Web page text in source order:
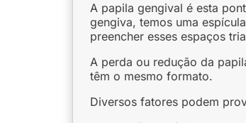
A papila gengival é esta
gengiva, temos uma
preencher esses espaços
A perda ou redução da
têm o mesmo formato.
Diversos fatores podem